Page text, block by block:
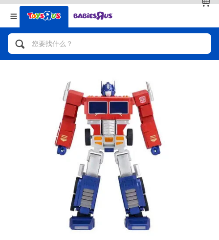
返回
分类目录
人气英雄，角色扮演，射击玩具
自行车，滑板车，骑乘车
拼砌组合及乐高LEGO
玩具车，货车，火车及遥控系列
手工艺，文具，蜡笔，泥胶，画板
娃娃，芭比，收藏公仔
返回
品牌
查看全部